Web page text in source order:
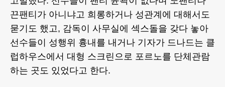
끈팬티가 아니냐고 희롱하거나 성관계에 대해서도
묻기도 했고, 감독이 사무실에 섹스돌을 갖다 놓아
선수들이 성행위 흉내를 내거나 기자가 드나드는 클
럽하우스에서 대형 스크린으로 포르노를 단체관람
하는 곳도 있었다고 한다.